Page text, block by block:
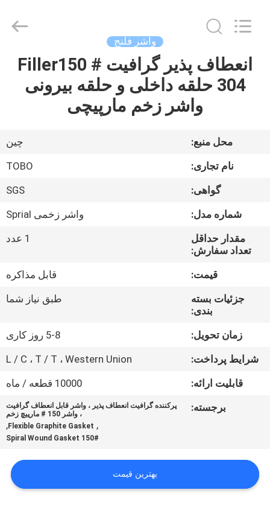
صفحه
اصلی
درباره
کارخانه
کیفیت
ما
تماس
درخواست
GROUP
Rights
Reserved.
واشر فلنج
انعطاف پذیر گرافیت Filler150 #
304 حلقه داخلی و حلقه بیرونی
واشر زخم مارپیچی
محل منبع:
چین
نام تجاری:
TOBO
گواهی:
SGS
شماره مدل:
واشر زخمی Sprial
مقدار حداقل
تعداد سفارش:
1 عدد
قیمت:
قابل مذاکره
جزئیات بسته
بندی:
طبق نیاز شما
زمان تحویل:
5-8 روز کاری
شرایط پرداخت:
L / C ، T / T ، Western Union
قابلیت ارائه:
10000 قطعه / ماه
برجسته:
پرکننده گرافیت انعطاف پذیر ، واشر قابل انعطاف گرافیت
، واشر 150 # مارپیچ زخم
,
Flexible Graphite Gasket
,
150# Spiral Wound Gasket
بهترین قیمت